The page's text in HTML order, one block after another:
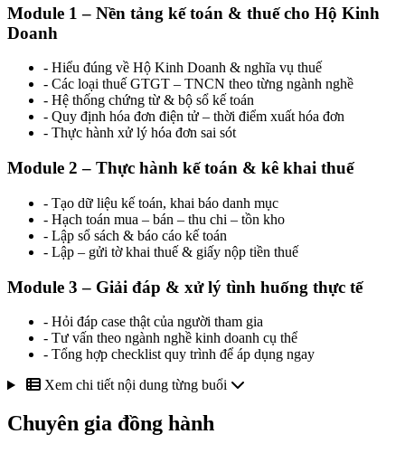
Module 1 – Nền tảng kế toán & thuế cho Hộ Kinh
Doanh
- Hiểu đúng về Hộ Kinh Doanh & nghĩa vụ thuế
- Các loại thuế GTGT – TNCN theo từng ngành nghề
- Hệ thống chứng từ & bộ sổ kế toán
- Quy định hóa đơn điện tử – thời điểm xuất hóa đơn
- Thực hành xử lý hóa đơn sai sót
Module 2 – Thực hành kế toán & kê khai thuế
- Tạo dữ liệu kế toán, khai báo danh mục
- Hạch toán mua – bán – thu chi – tồn kho
- Lập sổ sách & báo cáo kế toán
- Lập – gửi tờ khai thuế & giấy nộp tiền thuế
Module 3 – Giải đáp & xử lý tình huống thực tế
- Hỏi đáp case thật của người tham gia
- Tư vấn theo ngành nghề kinh doanh cụ thể
- Tổng hợp checklist quy trình để áp dụng ngay
Xem chi tiết nội dung từng buổi
Chuyên gia đồng hành